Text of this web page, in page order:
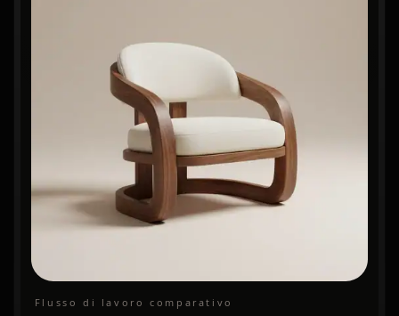
Flusso di lavoro comparativo